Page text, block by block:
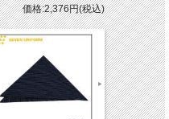
価格:2,376円(税込)